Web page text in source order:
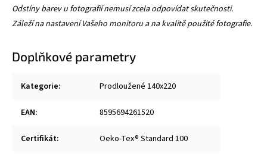
Odstíny barev u fotografií nemusí zcela odpovídat skutečnosti.
Záleží na nastavení Vašeho monitoru a na kvalitě použité fotografie.
Doplňkové parametry
Kategorie: Prodloužené 140x220
EAN: 8595694261520
Certifikát: Oeko-Tex® Standard 100